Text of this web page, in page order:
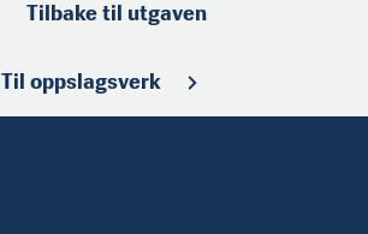
Tilbake til utgaven
Til oppslagsverk